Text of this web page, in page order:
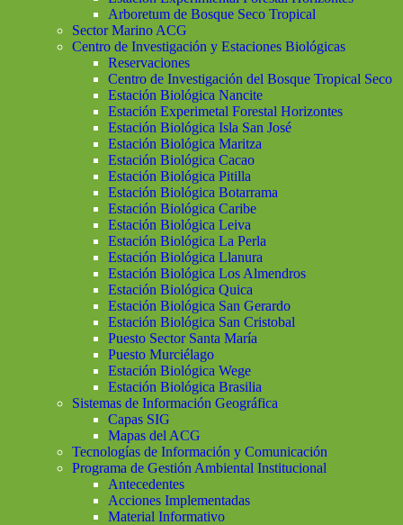
Arboretum de Bosque Seco Tropical
Sector Marino ACG
Centro de Investigación y Estaciones Biológicas
Reservaciones
Centro de Investigación del Bosque Tropical Seco
Estación Biológica Nancite
Estación Experimetal Forestal Horizontes
Estación Biológica Isla San José
Estación Biológica Maritza
Estación Biológica Cacao
Estación Biológica Pitilla
Estación Biológica Botarrama
Estación Biológica Caribe
Estación Biológica Leiva
Estación Biológica La Perla
Estación Biológica Llanura
Estación Biológica Los Almendros
Estación Biológica Quica
Estación Biológica San Gerardo
Estación Biológica San Cristobal
Puesto Sector Santa María
Puesto Murciélago
Estación Biológica Wege
Estación Biológica Brasilia
Sistemas de Información Geográfica
Capas SIG
Mapas del ACG
Tecnologías de Información y Comunicación
Programa de Gestión Ambiental Institucional
Antecedentes
Acciones Implementadas
Material Informativo